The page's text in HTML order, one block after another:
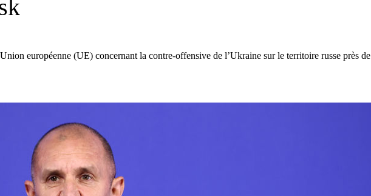
européenne (UE) concernant la contre-offensive de l’Ukraine sur le territoire russe près de